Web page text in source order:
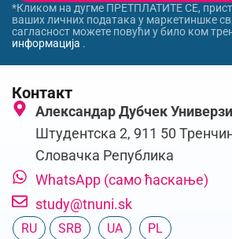
*Кликом на дугме ПРЕТПЛАТИТЕ СЕ,
ваших личних података у маркетиншке
сагласност можете повући у било ком
информација .
Контакт
Александар Дубчек
Штудентска 2, 911 50
Словачка Република
WhatsApp (само ћаскање)
study@tnuni.sk
RU SRB UA PL